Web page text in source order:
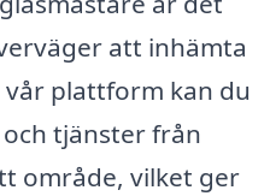
att inhämta
plattform kan du
tjänster från
område, vilket ger